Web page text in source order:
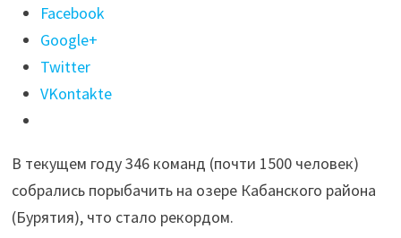
Поделиться
"Байкальской
рыбалке-2019
удалось
попасть
Книгу
рекордов
Гиннесса
Facebook
Google+
Twitter
VKontakte
В текущем году 346 команд (почти 1500 человек)
собрались порыбачить на озере Кабанского района
(Бурятия), что стало рекордом.